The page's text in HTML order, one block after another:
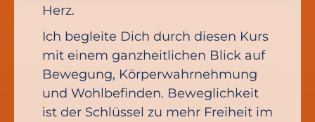
Herz.
Ich begleite Dich durch diesen Kurs
mit einem ganzheitlichen Blick auf
Bewegung, Körperwahrnehmung
und Wohlbefinden. Beweglichkeit
ist der Schlüssel zu mehr Freiheit im